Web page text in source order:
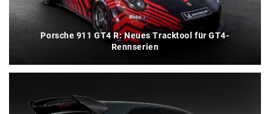
Porsche 911 GT4 R: Neues Tracktool für GT4-
Rennserien